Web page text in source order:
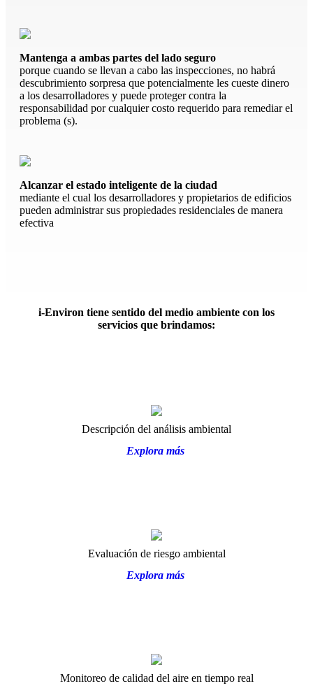
Mantenga a ambas partes del lado seguro
porque cuando se llevan a cabo las inspecciones, no habrá
descubrimiento sorpresa que potencialmente les cueste dinero
a los desarrolladores y puede proteger contra la
responsabilidad por cualquier costo requerido para remediar el
problema (s).
Alcanzar el estado inteligente de la ciudad
mediante el cual los desarrolladores y propietarios de edificios
pueden administrar sus propiedades residenciales de manera
efectiva
i-Environ tiene sentido del medio ambiente con los
servicios que brindamos:
Descripción del análisis ambiental
Explora más
Evaluación de riesgo ambiental
Explora más
Monitoreo de calidad del aire en tiempo real